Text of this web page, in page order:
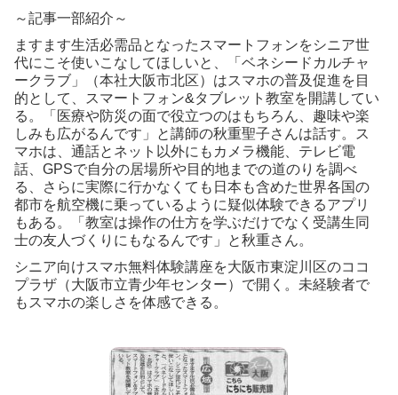
～記事一部紹介～
ますます生活必需品となったスマートフォンをシニア世
代にこそ使いこなしてほしいと、「ベネシードカルチャ
ークラブ」（本社大阪市北区）はスマホの普及促進を目
的として、スマートフォン&タブレット教室を開講してい
る。「医療や防災の面で役立つのはもちろん、趣味や楽
しみも広がるんです」と講師の秋重聖子さんは話す。ス
マホは、通話とネット以外にもカメラ機能、テレビ電
話、GPSで自分の居場所や目的地までの道のりを調べ
る、さらに実際に行かなくても日本も含めた世界各国の
都市を航空機に乗っているように疑似体験できるアプリ
もある。「教室は操作の仕方を学ぶだけでなく受講生同
士の友人づくりにもなるんです」と秋重さん。
シニア向けスマホ無料体験講座を大阪市東淀川区のココ
プラザ（大阪市立青少年センター）で開く。未経験者で
もスマホの楽しさを体感できる。